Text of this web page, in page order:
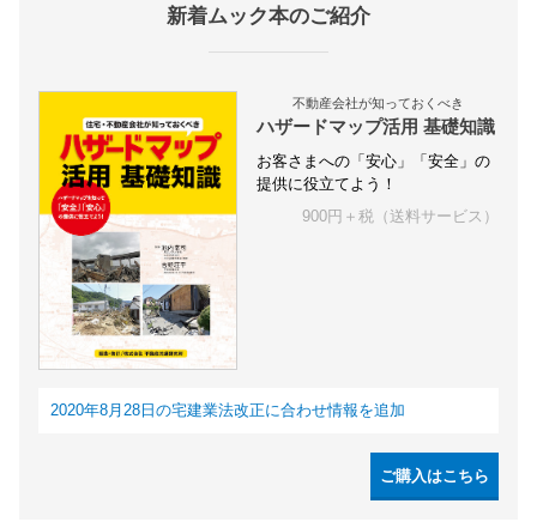
新着ムック本のご紹介
不動産会社が知っておくべき
ハザードマップ活用 基礎知識
お客さまへの「安心」「安全」の
提供に役立てよう！
900円＋税（送料サービス）
2020年8月28日の宅建業法改正に合わせ情報を追加
ご購入はこちら